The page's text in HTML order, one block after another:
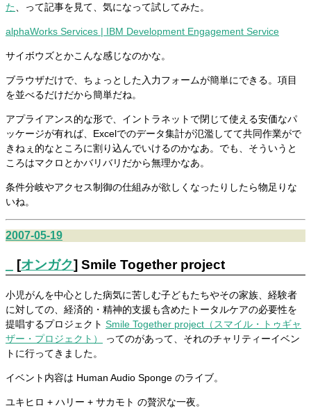
た 、って記事を見て、気になって試してみた。
alphaWorks Services | IBM Development Engagement Service
サイボウズとかこんな感じなのかな。
ブラウザだけで、ちょっとした入力フォームが簡単にできる。項目
を並べるだけだから簡単だね。
アプライアンス的な形で、イントラネットで閉じて使える安価なパ
ッケージが有れば、Excelでのデータ集計が氾濫してて共同作業がで
きねぇ的なところに割り込んでいけるのかなあ。でも、そういうと
ころはマクロとかバリバリだから無理かなあ。
条件分岐やアクセス制御の仕組みが欲しくなったりしたら物足りな
いね。
2007-05-19
[オンガク] Smile Together project
小児がんを中心とした病気に苦しむ子どもたちやその家族、経験者
に対しての、経済的・精神的支援も含めたトータルケアの必要性を
提唱するプロジェクト Smile Together project（スマイル・トゥギャ
ザー・プロジェクト）
ってのがあって、それのチャリティーイベン
トに行ってきました。
イベント内容は Human Audio Sponge のライブ。
ユキヒロ + ハリー + サカモト の贅沢な一夜。